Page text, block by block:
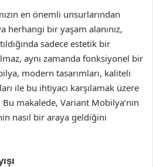
en önemli unsurlarından
herhangi bir yaşam alanınız,
sadece estetik bir
aynı zamanda fonksiyonel bir
modern tasarımları, kaliteli
ile bu ihtiyacı karşılamak üzere
makalede, Variant Mobilya’nın
nasıl bir araya geldiğini